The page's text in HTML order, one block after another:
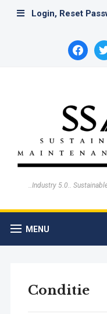
Login, Reset
facebook
..Industry 5.0..
MENU
Conditie